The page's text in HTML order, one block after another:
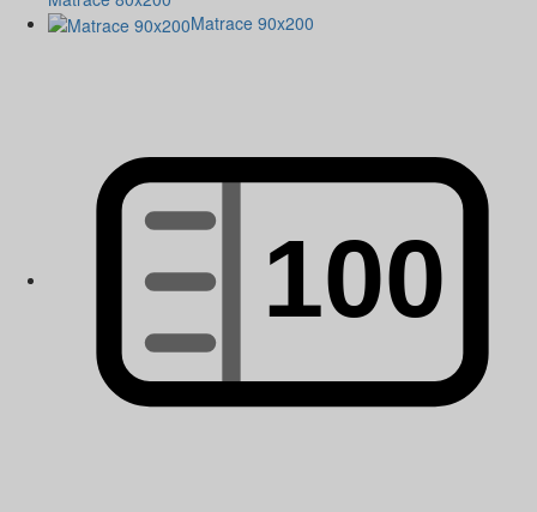
Matrace 90x200